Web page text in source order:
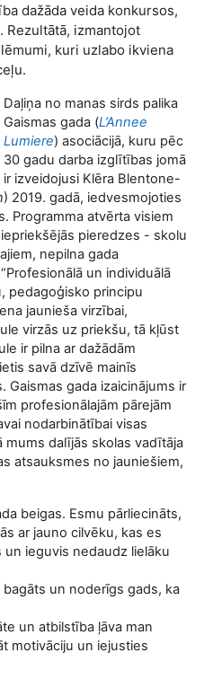
dažāda veida konkursos,
Rezultātā, izmantojot
kuri uzlabo ikviena
Daļiņa no manas sirds palika
Gaismas gada (L’Annee
Lumiere) asociācijā, kuru pēc
30 gadu darba izglītības jomā
ir izveidojusi Klēra Blentone-
) 2019. gadā, iedvesmojoties
Programma atvērta visiem
pieredzes - skolu
nepilna gada
un individuālā
pedagoģisko principu
jaunieša virzībai,
virzās uz priekšu, tā kļūst
ir pilna ar dažādām
savā dzīvē mainīs
Gaismas gada izaicinājums ir
profesionālajām pārejām
nodarbinātībai visas
mums dalījās skolas vadītāja
atsauksmes no jauniešiem,
beigas. Esmu pārliecināts,
ar jauno cilvēku, kas es
ieguvis nedaudz lielāku
un noderīgs gads, ka
un atbilstība ļāva man
motivāciju un iejusties